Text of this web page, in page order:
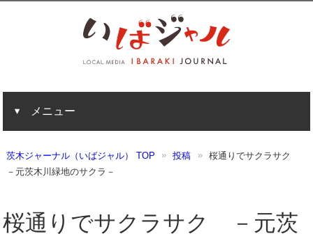
メニュー
茨木ジャーナル（いばジャル） TOP 投稿
桜通りでサクラサク
－元茨木川緑地のサクラ－
桜通りでサクラサク －元茨